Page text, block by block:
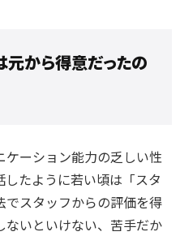
元から得意だったの
ーション能力の乏しい性
たように若い頃は 「スタ
でスタッフからの評価を得
いといけない、苦手だか